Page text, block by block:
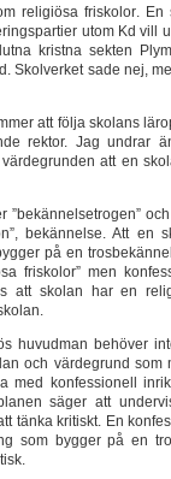
religiösa friskolor. En
utom Kd vill
kristna sekten
Skolverket sade nej,
att följa skolans
rektor. Jag undrar
att en
”bekännelsetrogen”
bekännelse. Att en
på en
friskolor” men
att skolan har en
huvudman behöver
och värdegrund som
med konfessionell
säger att
tänka kritiskt. En
som bygger på en